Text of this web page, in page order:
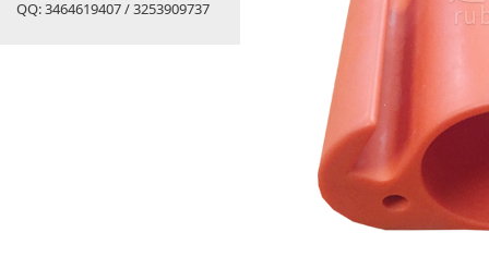
QQ: 3464619407 / 3253909737